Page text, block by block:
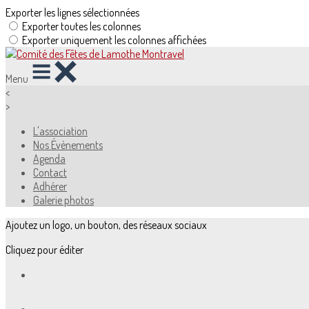
Exporter les lignes sélectionnées
Exporter toutes les colonnes
Exporter uniquement les colonnes affichées
Menu
<
>
L'association
Nos Évènements
Agenda
Contact
Adhérer
Galerie photos
Ajoutez un logo, un bouton, des réseaux sociaux
Cliquez pour éditer